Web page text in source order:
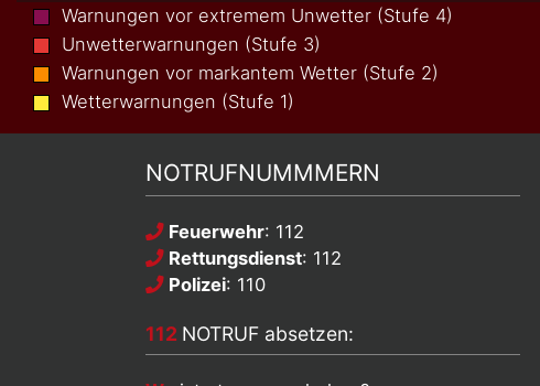
Warnungen vor extremem Unwetter (Stufe 4)
Unwetterwarnungen (Stufe 3)
Warnungen vor markantem Wetter (Stufe 2)
Wetterwarnungen (Stufe 1)
NOTRUFNUMMMERN
Feuerwehr: 112
Rettungsdienst: 112
Polizei: 110
112 NOTRUF absetzen: